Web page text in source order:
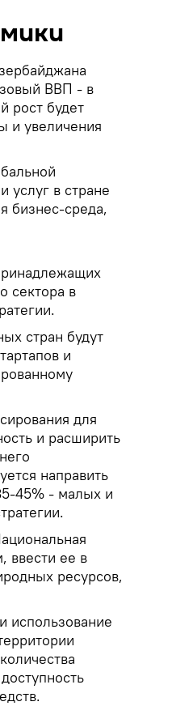
ВВП - в
рост будет
и увеличения
услуг в стране
бизнес-среда,
сектора в
стран будут
и
для
и расширить
направить
45% - малых и
ввести ее в
ресурсов,
использование